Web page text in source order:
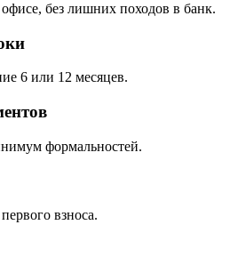
без лишних походов в банк.
6 или 12 месяцев.
формальностей.
взноса.